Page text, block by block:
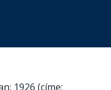
1926 (címe: